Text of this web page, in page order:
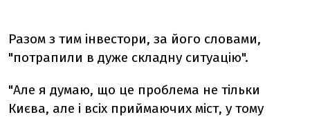
Разом з тим інвестори, за його словами,
"потрапили в дуже складну ситуацію".
"Але я думаю, що це проблема не тільки
Києва, але і всіх приймаючих міст, у тому